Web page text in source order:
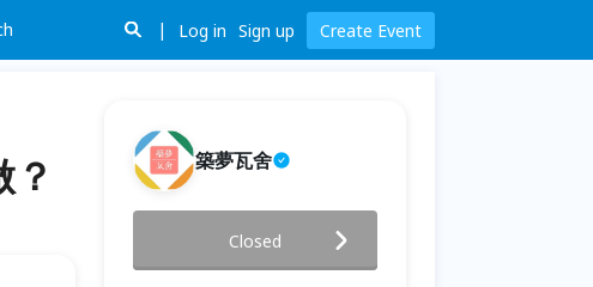
Log in Sign up Create Event
築夢瓦舍
變卻不知如何做？
2016.06.21 (Tue) 09:00 - 10:30
Closed